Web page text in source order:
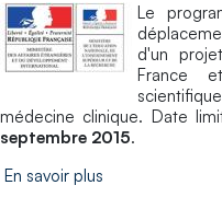
Le
d'un
France
médecine clinique. Date
septembre 2015.
En savoir plus